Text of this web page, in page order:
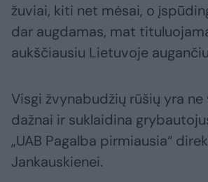
žuviai, kiti net mėsai, o
dar augdamas, mat
aukščiausiu Lietuvoje
Visgi žvynabudžių rūšių yra ne
dažnai ir suklaidina
„UAB Pagalba pirmiausia“
Jankauskienei.